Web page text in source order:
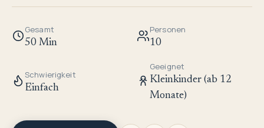
Gesamt
50 Min
Personen
10
Schwierigkeit
Einfach
Geeignet
Kleinkinder (ab 12
Monate)